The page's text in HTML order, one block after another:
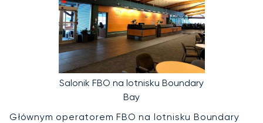
Salonik FBO na lotnisku Boundary
Bay
Głównym operatorem FBO na lotnisku Boundary